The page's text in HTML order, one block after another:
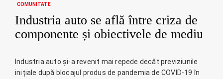
COMUNITATE
Industria auto se află între criza de
componente și obiectivele de mediu
Industria auto și-a revenit mai repede decât previziunile
inițiale după blocajul produs de pandemia de COVID-19 în